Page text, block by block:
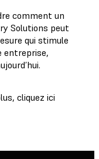
comment un
Solutions peut
qui stimule
entreprise,
cliquez ici